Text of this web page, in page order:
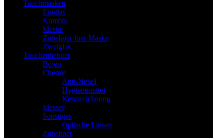
Tauchmasken
Einglas
Kombis
Maske
Zubehoer fuer Maske
Zweiglas
Tauchzubehoer
Bojen
Chemie
Anti-Nebel
Hygienemittel
Kennzeichnung
Messer
Sonstiges
Optische Linsen
Zubehoer